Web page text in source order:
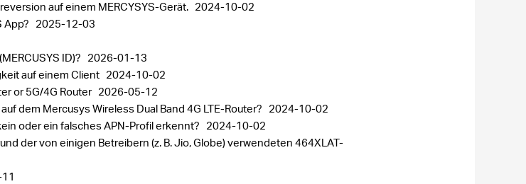
auf einem MERCYSYS-Gerät. 2024-10-02
App? 2025-12-03
ID)? 2026-01-13
auf einem Client 2024-10-02
or 5G/4G Router 2026-05-12
dem Mercusys Wireless Dual Band 4G LTE-Router? 2024-10-02
oder ein falsches APN-Profil erkennt? 2024-10-02
der von einigen Betreibern (z. B. Jio, Globe) verwendeten 464XLAT-